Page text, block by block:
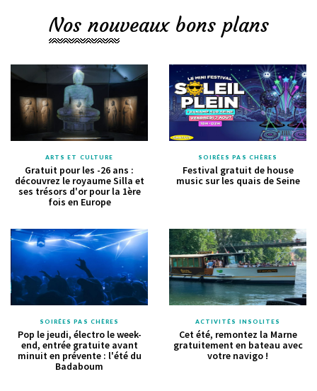
Nos nouveaux bons plans
ARTS ET CULTURE
Gratuit pour les -26 ans :
découvrez le royaume Silla et
ses trésors d'or pour la 1ère
fois en Europe
SOIRÉES PAS CHÈRES
Festival gratuit de house
music sur les quais de Seine
SOIRÉES PAS CHÈRES
Pop le jeudi, électro le week-
end, entrée gratuite avant
minuit en prévente : l'été du
Badaboum
ACTIVITÉS INSOLITES
Cet été, remontez la Marne
gratuitement en bateau avec
votre navigo !